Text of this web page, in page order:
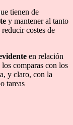
tienen de
y mantener al tanto
costes de
en relación
comparas con los
y claro, con la
tareas